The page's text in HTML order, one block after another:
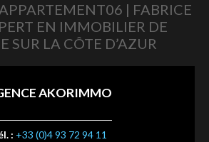
| FABRICE
EN IMMOBILIER DE
SUR LA CÔTE D’AZUR
AKORIMMO
: +33 (0)4 93 72 94 11